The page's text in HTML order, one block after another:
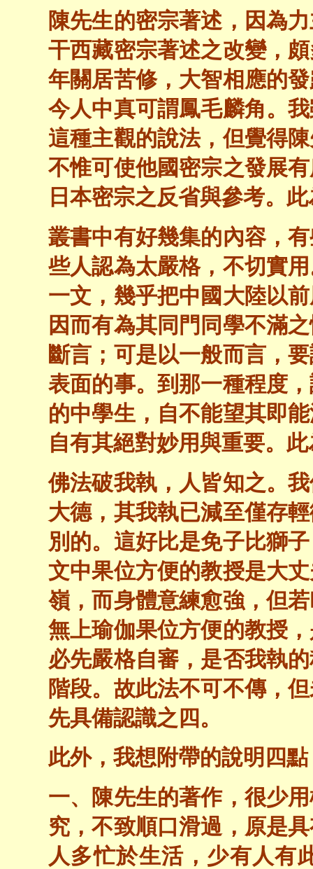
陳先生的密宗著述，因為
干西藏密宗著述之改變，
年關居苦修，大智相應的
今人中真可謂鳳毛麟角。
這種主觀的說法，但覺得
不惟可使他國密宗之發展
日本密宗之反省與參考。
叢書中有好幾集的內容，
些人認為太嚴格，不切實
一文，幾乎把中國大陸以
因而有為其同門同學不滿
斷言；可是以一般而言，
表面的事。到那一種程度
的中學生，自不能望其即
自有其絕對妙用與重要。
佛法破我執，人皆知之。
大德，其我執已減至僅存
別的。這好比是免子比獅
文中果位方便的教授是大
嶺，而身體意練愈強，但
無上瑜伽果位方便的教授
必先嚴格自審，是否我執
階段。故此法不可不傳，
先具備認識之四。
此外，我想附帶的說明四點
一、陳先生的著作，很少
究，不致順口滑過，原是
人多忙於生活，少有人有